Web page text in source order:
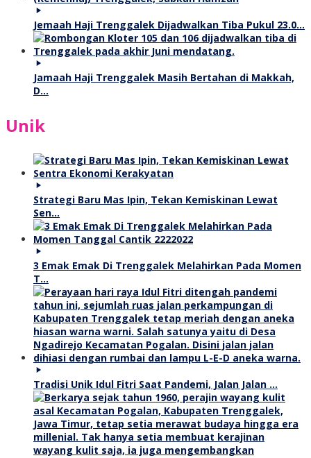
Jemaah Haji Trenggalek Dijadwalkan Tiba Pukul 23.0…
Jamaah Haji Trenggalek Masih Bertahan di Makkah,
D…
Unik
Strategi Baru Mas Ipin, Tekan Kemiskinan Lewat
Sen…
3 Emak Emak Di Trenggalek Melahirkan Pada Momen
T…
Tradisi Unik Idul Fitri Saat Pandemi, Jalan Jalan …